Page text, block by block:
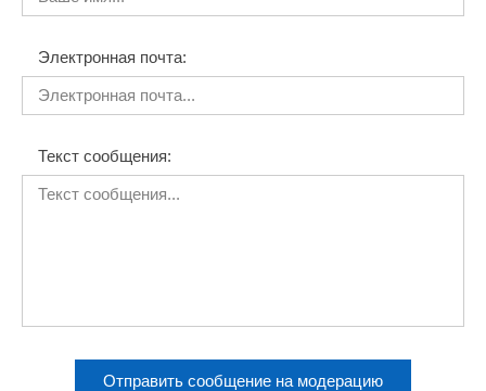
Электронная почта:
Текст сообщения:
Отправить сообщение на модерацию